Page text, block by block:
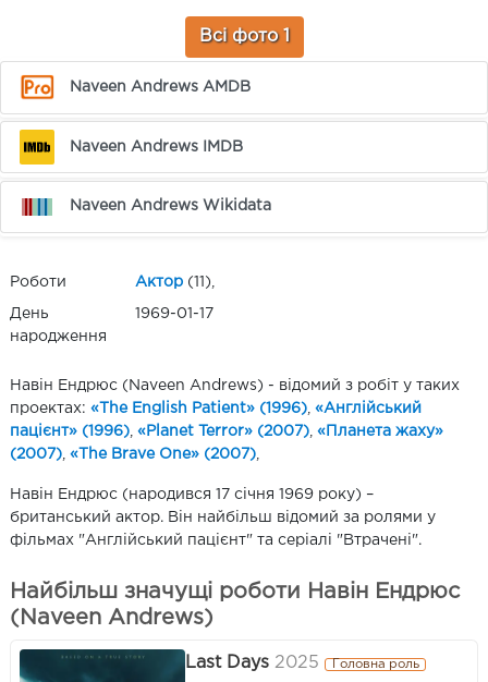
Всі фото 1
Naveen Andrews AMDB
Naveen Andrews IMDB
Naveen Andrews Wikidata
Роботи Актор (11),
День
народження
1969-01-17
Навін Ендрюс (Naveen Andrews) - відомий з робіт у таких
проектах: «The English Patient» (1996) «Англійський
пацієнт» (1996) «Planet Terror» (2007) «Планета жаху»
(2007) «The Brave One» (2007)
Навін Ендрюс (народився 17 січня 1969 року) –
британський актор. Він найбільш відомий за ролями у
фільмах "Англійський пацієнт" та серіалі "Втрачені".
Найбільш значущі роботи Навін Ендрюс
(Naveen Andrews)
Last Days 2025 Головна роль